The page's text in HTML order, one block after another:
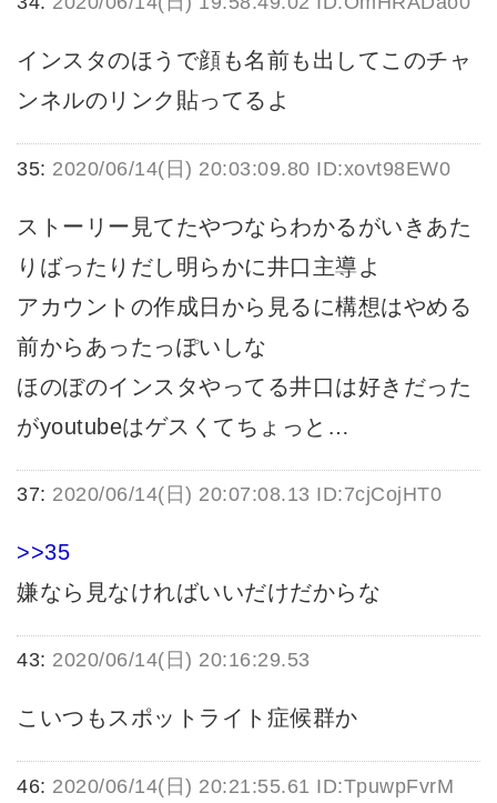
インスタのほうで顔も名前も出してこのチャ
ンネルのリンク貼ってるよ
35: 2020/06/14(日) 20:03:09.80 ID:xovt98EW0
ストーリー見てたやつならわかるがいきあた
りばったりだし明らかに井口主導よ
アカウントの作成日から見るに構想はやめる
前からあったっぽいしな
ほのぼのインスタやってる井口は好きだった
がyoutubeはゲスくてちょっと…
37: 2020/06/14(日) 20:07:08.13 ID:7cjCojHT0
>>35
嫌なら見なければいいだけだからな
43: 2020/06/14(日) 20:16:29.53
こいつもスポットライト症候群か
46: 2020/06/14(日) 20:21:55.61 ID:TpuwpFvrM